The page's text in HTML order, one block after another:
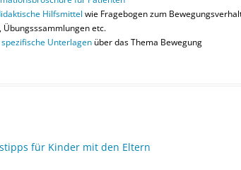
Hilfsmittel wie Fragebogen zum
Übungsssammlungen etc.
spezifische Unterlagen über das Thema Bewegung
für Kinder mit den Eltern